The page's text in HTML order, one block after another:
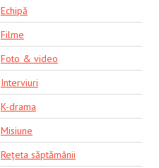
Echipă
Filme
Foto & video
Interviuri
K-drama
Misiune
Rețeta săptămânii